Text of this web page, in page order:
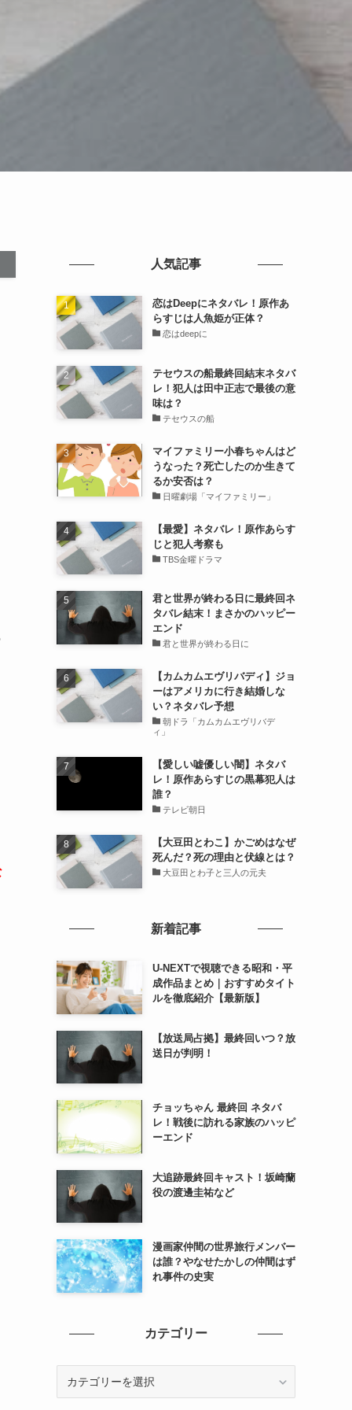
人気記事
恋はDeepにネタバレ！原作あ
らすじは人魚姫が正体？
恋はdeepに
テセウスの船最終回結末ネタバ
レ！犯人は田中正志で最後の意
味は？
テセウスの船
マイファミリー小春ちゃんはど
うなった？死亡したのか生きて
るか安否は？
日曜劇場「マイファミリー」
【最愛】ネタバレ！原作あらす
じと犯人考察も
TBS金曜ドラマ
君と世界が終わる日に最終回ネ
タバレ結末！まさかのハッピー
エンド
君と世界が終わる日に
【カムカムエヴリバディ】ジョ
ーはアメリカに行き結婚しな
い？ネタバレ予想
朝ドラ「カムカムエヴリバデ
ィ」
【愛しい嘘優しい闇】ネタバ
レ！原作あらすじの黒幕犯人は
誰？
テレビ朝日
【大豆田とわこ】かごめはなぜ
死んだ？死の理由と伏線とは？
大豆田とわ子と三人の元夫
新着記事
U-NEXTで視聴できる昭和・平
成作品まとめ｜おすすめタイト
ルを徹底紹介【最新版】
【放送局占拠】最終回いつ？放
送日が判明！
チョッちゃん 最終回 ネタバ
レ！戦後に訪れる家族のハッピ
ーエンド
大追跡最終回キャスト！坂崎蘭
役の渡邊圭祐など
漫画家仲間の世界旅行メンバー
は誰？やなせたかしの仲間はず
れ事件の史実
カテゴリー